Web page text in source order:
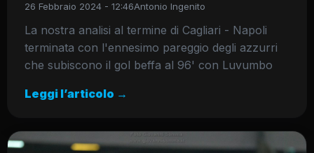
26 Febbraio 2024 - 12:46Antonio Ingenito
La nostra analisi al termine di Cagliari - Napoli
terminata con l'ennesimo pareggio degli azzurri
che subiscono il gol beffa al 96' con Luvumbo
Leggi l’articolo →